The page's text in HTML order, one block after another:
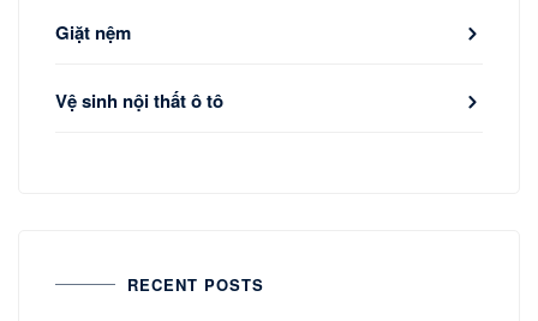
Giặt nệm
Vệ sinh nội thất ô tô
RECENT POSTS